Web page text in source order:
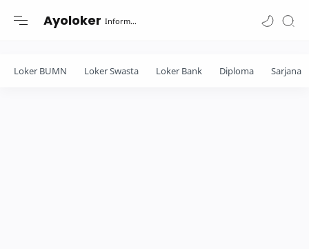
Ayoloker Informasi lowongan khusus Fresh Graduate lulusan Diploma-Sarjana....
Loker BUMN Loker Swasta Loker Bank Diploma Sarjana